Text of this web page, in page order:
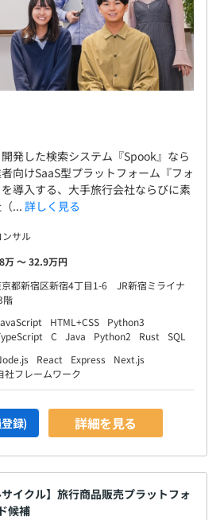
発した検索システム『Spook』なら
向けSaaS型プラットフォーム『フォ
導入する、大手旅行会社ならびに素
... 詳しく見る
サル
万 〜 32.9万円
都新宿区新宿4丁目1-6 JR新宿ミライナ
階
HTML+CSS
Python3
C Java Python2 Rust
SQL
React Express
Next.js
社フレームワーク
録) 詳細を見る
サイクル】旅行商品販売プラットフォ
候補